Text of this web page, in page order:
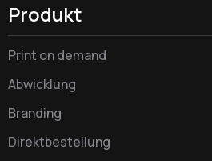
Produkt
Print on demand
Abwicklung
Branding
Direktbestellung